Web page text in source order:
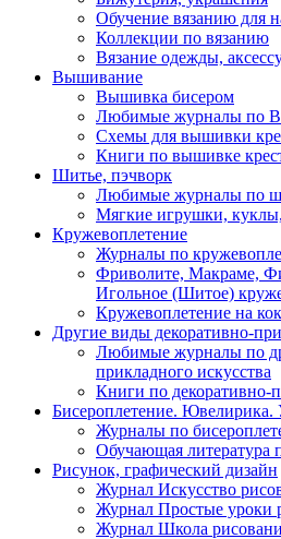
Обучение вязанию для
Коллекции по вязанию
Вязание одежды,
Вышивание
Вышивка бисером
Любимые журналы по
Схемы для вышивки
Книги по вышивке
Шитье, пэчворк
Любимые журналы по
Мягкие игрушки,
Кружевоплетение
Журналы по
Фриволите, Макраме,
Игольное (Шитое)
Кружевоплетение на
Другие виды декоративно-
Любимые журналы по
прикладного искусства
Книги по декоративно-
Бисероплетение. Ювелирика.
Журналы по
Обучающая литература
Рисунок, графический дизайн
Журнал Искусство
Журнал Простые уроки
Журнал Школа